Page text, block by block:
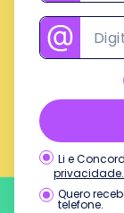
Li e
privacidade.
Quero
telefone.